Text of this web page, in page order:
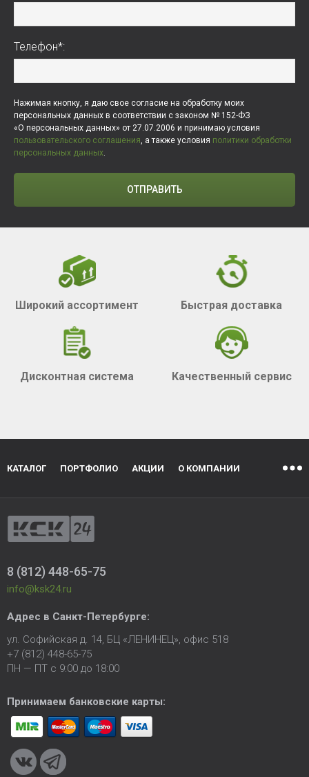
Телефон*:
Нажимая кнопку, я даю свое согласие на обработку моих
персональных данных в соответствии с законом № 152-ФЗ
«О персональных данных» от 27.07.2006 и принимаю условия
пользовательского соглашения, а также условия политики обработки
персональных данных.
ОТПРАВИТЬ
Широкий ассортимент Быстрая доставка
Дисконтная система Качественный сервис
КАТАЛОГ ПОРТФОЛИО АКЦИИ О КОМПАНИИ
8 (812) 448-65-75
info@ksk24.ru
Адрес в Санкт-Петербурге:
ул. Софийская д. 14, БЦ «ЛЕНИНЕЦ», офис 518
+7 (812) 448-65-75
ПН — ПТ с 9:00 до 18:00
Принимаем банковские карты: